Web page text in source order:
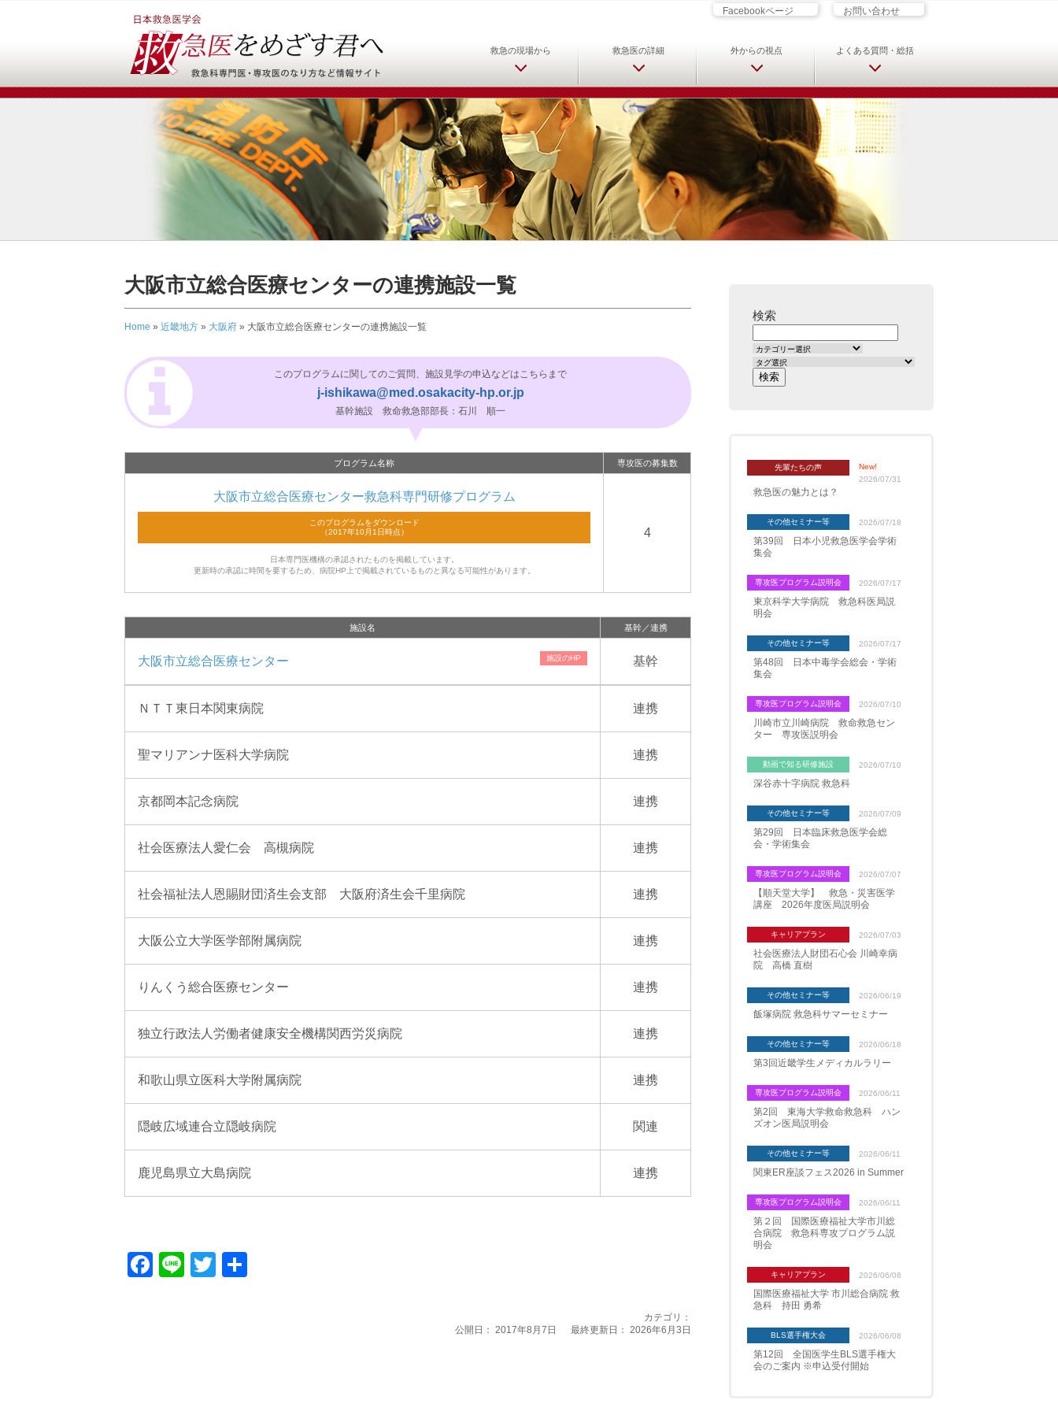
日本救急医学会 救急医をめざす君へ 救急科専門医・専攻医
Facebookページ お問い合わせ
救急の現場から 救急医の詳細 外からの視点 よくある質問・総括
大阪市立総合医療センターの連携施設一覧
Home » 近畿地方 » 大阪府 » 大阪市立総合医療センターの連携施設一覧
このプログラムに関してのご質問、施設見学の申込などはこちらまで
j-ishikawa@med.osakacity-hp.or.jp
基幹施設 救命救急部部長：石川 順一
プログラム名称 専攻医の募集数
大阪市立総合医療センター救急科専門研修プログラム
日本専門医機構の承認されたものを掲載しています。
更新時の承認に時間を要するため、病院HP上で掲載されているものと異なる可能性があります。
4
施設名 基幹／連携
大阪市立総合医療センター 基幹
ＮＴＴ東日本関東病院 連携
聖マリアンナ医科大学病院 連携
京都岡本記念病院 連携
社会医療法人愛仁会 高槻病院 連携
社会福祉法人恩賜財団済生会支部 大阪府済生会千里病院 連携
大阪公立大学医学部附属病院 連携
りんくう総合医療センター 連携
独立行政法人労働者健康安全機構関西労災病院 連携
和歌山県立医科大学附属病院 連携
隠岐広域連合立隠岐病院 関連
鹿児島県立大島病院 連携
Facebook
LineTwitter
カテゴリ：
公開日： 2017年8月7日 最終更新日： 2026年6月3日
検索
先輩たちの声
New!
2026/07/31
救急医の魅力とは？
その他セミナー等 2026/07/18
第39回 日本小児救急医学会学術
集会
専攻医プログラム説明会 2026/07/17
東京科学大学病院 救急科医局説
明会
その他セミナー等 2026/07/17
第48回 日本中毒学会総会・学術
集会
専攻医プログラム説明会 2026/07/10
川崎市立川崎病院 救命救急セン
ター 専攻医説明会
動画で知る研修施設 2026/07/10
深谷赤十字病院 救急科
その他セミナー等 2026/07/09
第29回 日本臨床救急医学会総
会・学術集会
専攻医プログラム説明会 2026/07/07
【順天堂大学】 救急・災害医学
講座 2026年度医局説明会
キャリアプラン 2026/07/03
社会医療法人財団石心会 川崎幸病
院 高橋 直樹
その他セミナー等 2026/06/19
飯塚病院 救急科サマーセミナー
その他セミナー等 2026/06/18
第3回近畿学生メディカルラリー
専攻医プログラム説明会 2026/06/11
第2回 東海大学救命救急科 ハン
ズオン医局説明会
その他セミナー等 2026/06/11
関東ER座談フェス2026 in Summer
専攻医プログラム説明会 2026/06/11
第２回 国際医療福祉大学市川総
合病院 救急科専攻プログラム説
明会
キャリアプラン 2026/06/08
国際医療福祉大学 市川総合病院 救
急科 持田 勇希
BLS選手権大会 2026/06/08
第12回 全国医学生BLS選手権大
会のご案内 ※申込受付開始